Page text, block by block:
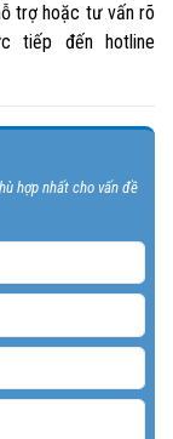
trợ hoặc tư vấn rõ
tiếp đến hotline
hợp nhất cho vấn đề